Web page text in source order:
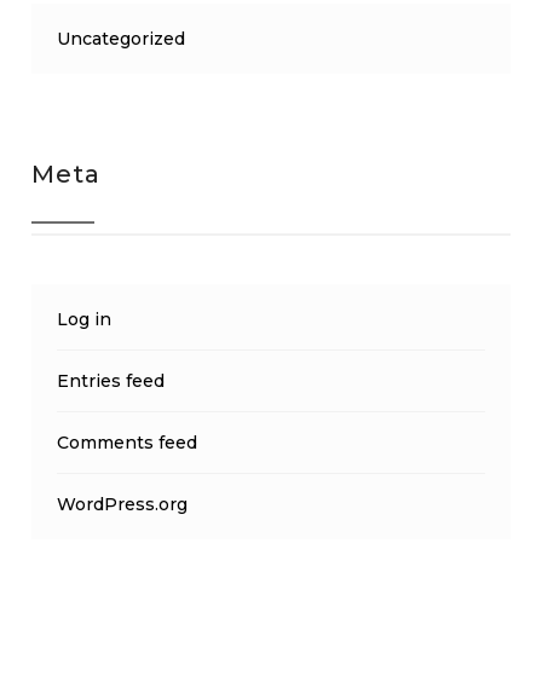
Uncategorized
Meta
Log in
Entries feed
Comments feed
WordPress.org